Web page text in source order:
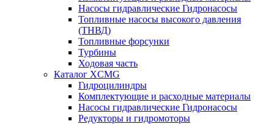
Насосы гидравлические Гидронасосы
Топливные насосы высокого давления
(ТНВД)
Топливные форсунки
Турбины
Ходовая часть
Каталог XCMG
Гидроцилиндры
Комплектующие и расходные материалы
Насосы гидравлические Гидронасосы
Редукторы и гидромоторы